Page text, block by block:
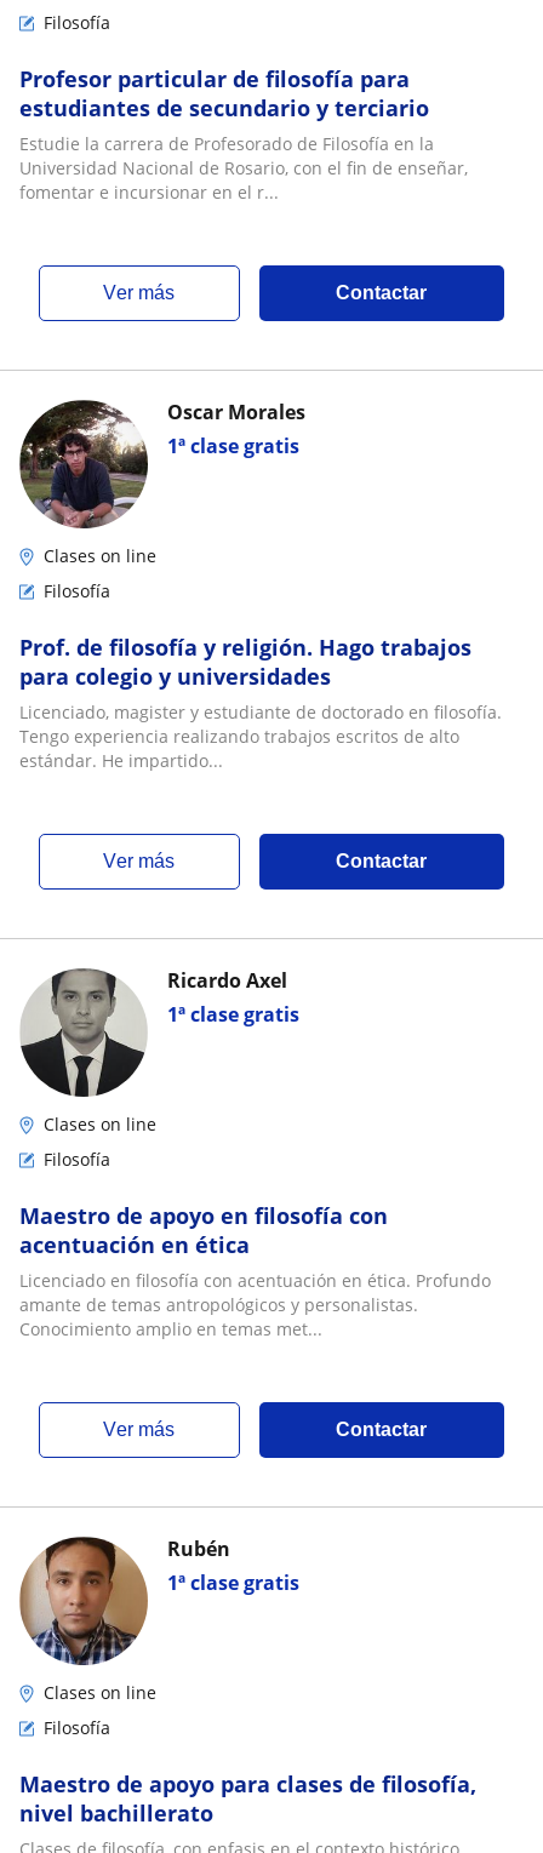
Filosofía
Profesor particular de filosofía para
estudiantes de secundario y terciario
Estudie la carrera de Profesorado de Filosofía en la
Universidad Nacional de Rosario, con el fin de enseñar,
fomentar e incursionar en el r...
ver más Contactar
1ª clase gratis
Oscar Morales
Clases on line
Filosofía
Prof. de filosofía y religión. Hago trabajos
para colegio y universidades
Licenciado, magister y estudiante de doctorado en filosofía.
Tengo experiencia realizando trabajos escritos de alto
estándar. He impartido...
ver más Contactar
1ª clase gratis
Ricardo Axel
Clases on line
Filosofía
Maestro de apoyo en filosofía con
acentuación en ética
Licenciado en filosofía con acentuación en ética. Profundo
amante de temas antropológicos y personalistas.
Conocimiento amplio en temas met...
ver más Contactar
1ª clase gratis
Rubén
Clases on line
Filosofía
Maestro de apoyo para clases de filosofía,
nivel bachillerato